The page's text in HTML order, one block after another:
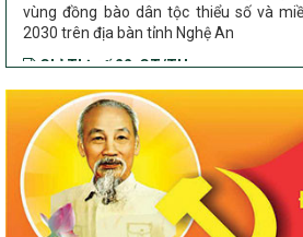
Chỉ Thị số 22-CT/TU
về đẩy mạnh thực hiện Chương trình
nông thôn mới, giảm nghèo bền vững
2030 trên địa bàn tỉnh Nghệ An
Quyết định số 2490/QĐ-UBND
Về việc thành lập Ban Chỉ đạo Chương
dựng nông thôn mới, giảm nghèo bền
xã hội vùng đồng bào dân tộc thiểu số và
-2030 tỉnh Nghệ An